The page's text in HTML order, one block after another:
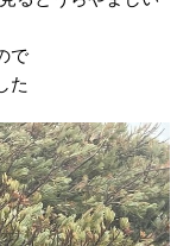
で
た